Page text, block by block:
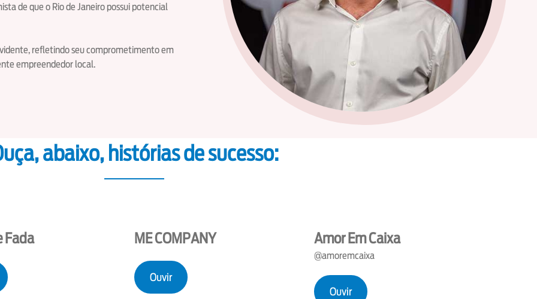
de que o Rio de Janeiro possui potencial
refletindo seu comprometimento em
empreendedor local.
abaixo, histórias de sucesso:
Fada ME COMPANY
Ouvir
Amor Em Caixa
@amoremcaixa
Ouvir